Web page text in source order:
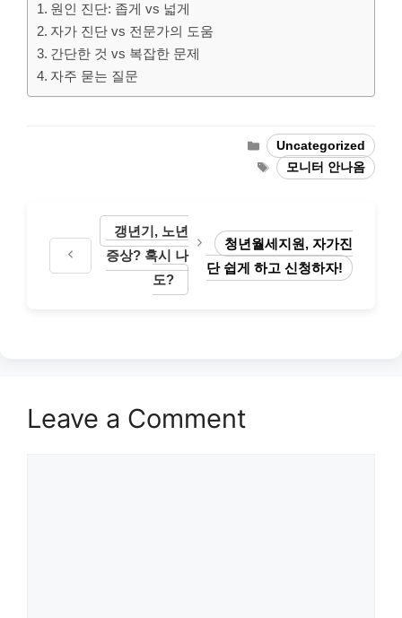
원인 진단: 좁게 vs 넓게
자가 진단 vs 전문가의 도움
간단한 것 vs 복잡한 문제
자주 묻는 질문
Categories
Uncategorized
Tags모니터 안나옴
갱년기, 노년
증상? 혹시 나
도?
청년월세지원, 자가진
단 쉽게 하고 신청하자!
Leave a Comment